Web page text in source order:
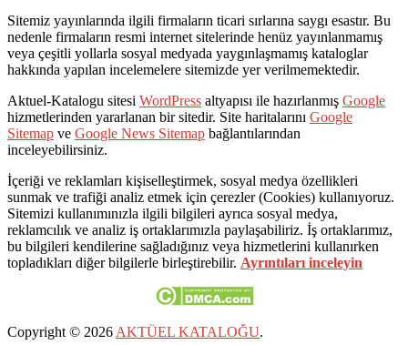
Sitemiz yayınlarında ilgili firmaların ticari sırlarına saygı esastır. Bu
nedenle firmaların resmi internet sitelerinde henüz yayınlanmamış
veya çeşitli yollarla sosyal medyada yaygınlaşmamış kataloglar
hakkında yapılan incelemelere sitemizde yer verilmemektedir.
Aktuel-Katalogu sitesi WordPress altyapısı ile hazırlanmış Google
hizmetlerinden yararlanan bir sitedir. Site haritalarını Google
Sitemap ve Google News Sitemap bağlantılarından
inceleyebilirsiniz.
İçeriği ve reklamları kişiselleştirmek, sosyal medya özellikleri
sunmak ve trafiği analiz etmek için çerezler (Cookies) kullanıyoruz.
Sitemizi kullanımınızla ilgili bilgileri ayrıca sosyal medya,
reklamcılık ve analiz iş ortaklarımızla paylaşabiliriz. İş ortaklarımız,
bu bilgileri kendilerine sağladığınız veya hizmetlerini kullanırken
topladıkları diğer bilgilerle birleştirebilir. Ayrıntıları inceleyin
Copyright © 2026 AKTÜEL KATALOĞU.